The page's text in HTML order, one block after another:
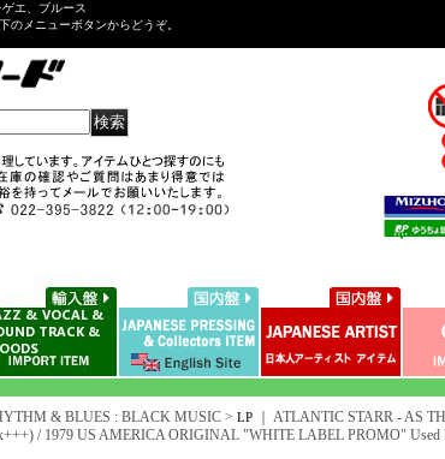
エ、ブルース
のメニューボタンからどうぞ。
& BLUES : BLACK MUSIC > LP
ATLANTIC STARR - AS
/ 1979 US AMERICA ORIGINAL "WHITE LABEL PROMO" Used